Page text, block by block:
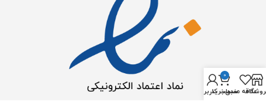
علاقه مندی
0
سبد خرید
حساب کاربری من